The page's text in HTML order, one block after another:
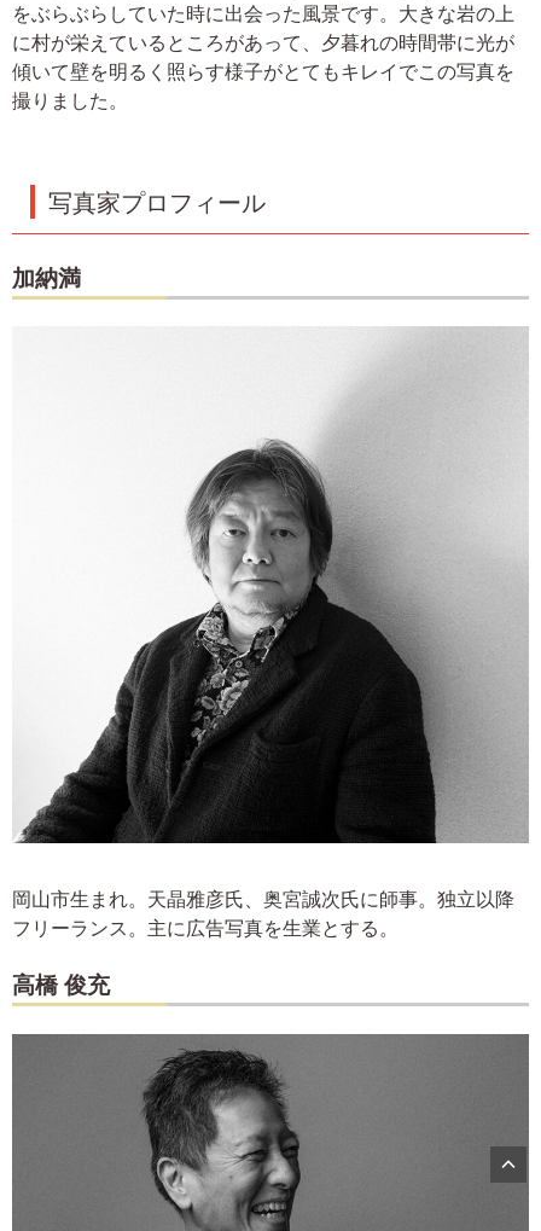
をぶらぶらしていた時に出会った風景です。大きな岩の上
に村が栄えているところがあって、夕暮れの時間帯に光が
傾いて壁を明るく照らす様子がとてもキレイでこの写真を
撮りました。
写真家プロフィール
加納満
岡山市生まれ。天晶雅彦氏、奥宮誠次氏に師事。独立以降
フリーランス。主に広告写真を生業とする。
高橋 俊充